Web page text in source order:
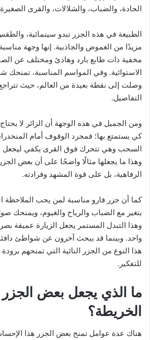
الحادة، والضباب، والشلالات، والقرى الصغيرة
الطبيعة في هذه الجزر تبدو سينمائية،
مزيدًا من الغموض والجاذبية. إنها وجهة
مخفية ذات طابع بارد وهادئ ومختلف عن
الاستوائية. وفي المواسم المناسبة، تمنحك
وصلت إلى نقطة بعيدة من العالم، حيث
التفاصيل.
ومن الجميل في هذه الوجهة أن الزائر لا
كي يستمتع بها؛ فمجرد الوقوف أمام
السحب وهي تتحرك فوق القرى يكفي ليجعل
وهذا ما يجعلها مثالًا واضحًا على أن بعض
الرفاهية، بل على قوة المشهد وفرادته.
كما أن جزر فارو مناسبة لمن يحب الملاحظة
يتغير مع الضباب والرياح والغيوم، ويمنحك
وهذا التبدل المستمر يجعل الزيارة عميقة
واحد. وبينما قد يبحث آخرون عن شواطئ
هذا النوع من الجزر النائية التي تمنحهم
للتفكير.
ما الذي يجعل بعض الجزر
الخريطة؟
هناك عدة عوامل تمنح بعض الجزر هذا